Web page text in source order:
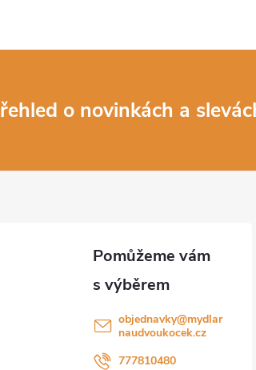
o novinkách a
objednavky@mydlar
naudvoukocek.cz
777810480